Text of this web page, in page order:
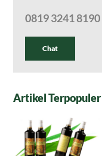
0819 3241 8190
Chat
Artikel Terpopuler